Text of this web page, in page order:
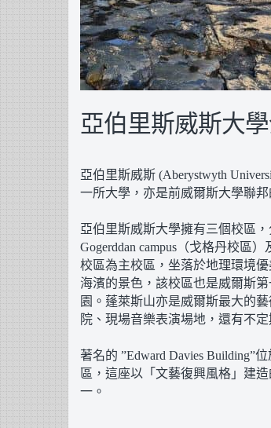
亞伯里斯威斯大
亞伯里斯威斯 (Aberystwyth
一所大學，亦是前威爾斯大學聯邦
亞伯里斯威斯大學擁有三個校區，
Gogerddan campus（戈格丹校區
校區為主校區，坐落於地理環境
海濱的景色，該校區也是威爾斯
園。蓬萊斯山亦是威爾斯最大的
院、現場音樂表演場地，還有不
著名的 ”Edward Davies Building”
區，這座以「文藝復興風格」建
一。